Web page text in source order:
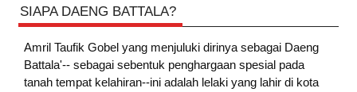
SIAPA DAENG BATTALA?
Amril Taufik Gobelyang menjuluki dirinya sebagai Daeng
Battala'-- sebagai sebentuk penghargaan spesial pada
tanah tempat kelahiran--ini adalah lelaki yang lahir di kota